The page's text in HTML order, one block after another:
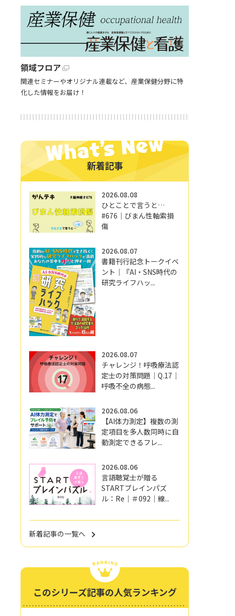
領域フロア
関連セミナーやオリジナル連載など、産業保健分野に特
化した情報をお届け！
新着記事
2026.08.08
ひとことで言うと…
#676｜びまん性軸索損
傷
2026.08.07
書籍刊行記念トークイベ
ント｜『AI・SNS時代の
研究ライフハッ...
2026.08.07
チャレンジ！呼吸療法認
定士の対策問題｜Q.17｜
呼吸不全の病態...
2026.08.06
【AI体力測定】複数の測
定項目を多人数同時に自
動測定できるフレ...
2026.08.06
言語聴覚士が贈る
STARTブレインパズ
ル：Re｜＃092｜線...
新着記事の一覧へ
このシリーズ記事の人気ランキング